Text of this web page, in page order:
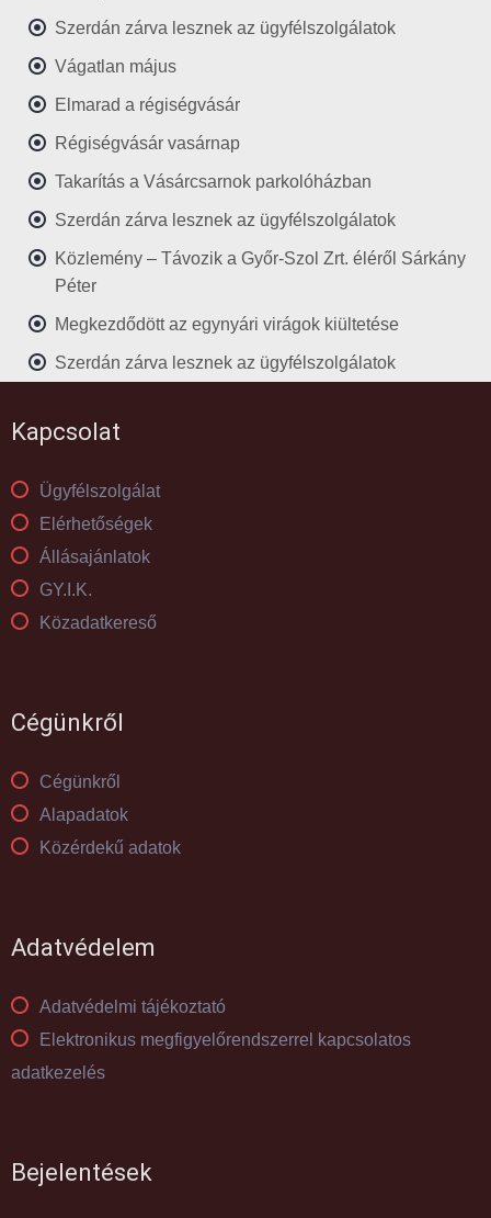
Szerdán zárva lesznek az ügyfélszolgálatok
Vágatlan május
Elmarad a régiségvásár
Régiségvásár vasárnap
Takarítás a Vásárcsarnok parkolóházban
Szerdán zárva lesznek az ügyfélszolgálatok
Közlemény – Távozik a Győr-Szol Zrt. éléről Sárkány
Péter
Megkezdődött az egynyári virágok kiültetése
Szerdán zárva lesznek az ügyfélszolgálatok
Kapcsolat
Ügyfélszolgálat
Elérhetőségek
Állásajánlatok
GY.I.K.
Közadatkereső
Cégünkről
Cégünkről
Alapadatok
Közérdekű adatok
Adatvédelem
Adatvédelmi tájékoztató
Elektronikus megfigyelőrendszerrel kapcsolatos
adatkezelés
Bejelentések